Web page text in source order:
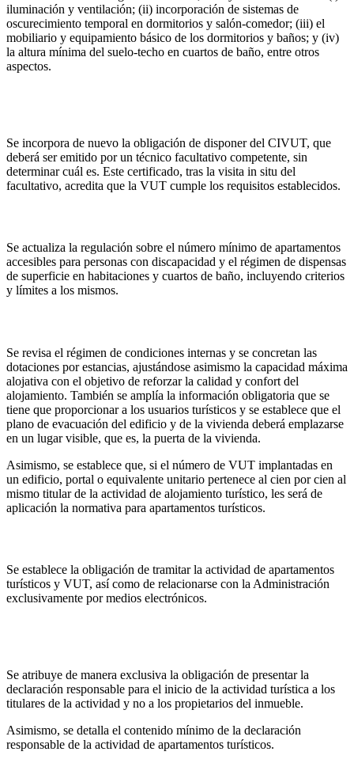
iluminación y ventilación; (ii) incorporación de sistemas de
oscurecimiento temporal en dormitorios y salón-comedor; (iii) el
mobiliario y equipamiento básico de los dormitorios y baños; y (iv)
la altura mínima del suelo-techo en cuartos de baño, entre otros
aspectos.
Se incorpora de nuevo la obligación de disponer del CIVUT, que
deberá ser emitido por un técnico facultativo competente, sin
determinar cuál es. Este certificado, tras la visita in situ del
facultativo, acredita que la VUT cumple los requisitos establecidos.
Se actualiza la regulación sobre el número mínimo de apartamentos
accesibles para personas con discapacidad y el régimen de dispensas
de superficie en habitaciones y cuartos de baño, incluyendo criterios
y límites a los mismos.
Se revisa el régimen de condiciones internas y se concretan las
dotaciones por estancias, ajustándose asimismo la capacidad máxima
alojativa con el objetivo de reforzar la calidad y confort del
alojamiento. También se amplía la información obligatoria que se
tiene que proporcionar a los usuarios turísticos y se establece que el
plano de evacuación del edificio y de la vivienda deberá emplazarse
en un lugar visible, que es, la puerta de la vivienda.
Asimismo, se establece que, si el número de VUT implantadas en
un edificio, portal o equivalente unitario pertenece al cien por cien al
mismo titular de la actividad de alojamiento turístico, les será de
aplicación la normativa para apartamentos turísticos.
Se establece la obligación de tramitar la actividad de apartamentos
turísticos y VUT, así como de relacionarse con la Administración
exclusivamente por medios electrónicos.
Se atribuye de manera exclusiva la obligación de presentar la
declaración responsable para el inicio de la actividad turística a los
titulares de la actividad y no a los propietarios del inmueble.
Asimismo, se detalla el contenido mínimo de la declaración
responsable de la actividad de apartamentos turísticos.